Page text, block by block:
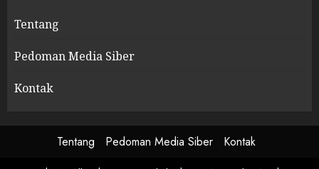
Tentang
Pedoman Media Siber
Kontak
Tentang Pedoman Media Siber
Kontak